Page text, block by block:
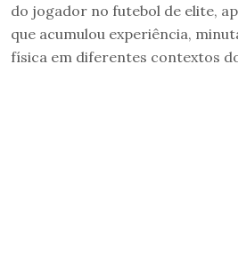
do jogador no futebol de elite,
que acumulou experiência,
física em diferentes contextos